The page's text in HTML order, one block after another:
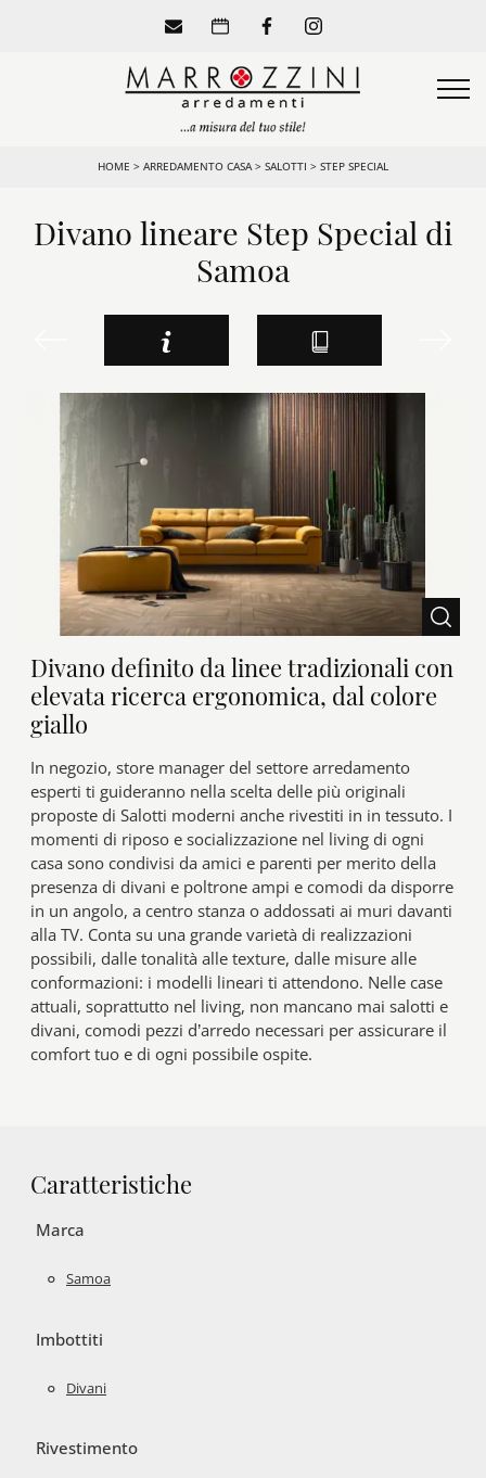
HOME > ARREDAMENTO CASA> SALOTTI > STEP SPECIAL
Divano lineare Step Special di
Samoa
Divano definito da linee tradizionali con
elevata ricerca ergonomica, dal colore
giallo
In negozio, store manager del settore arredamento
esperti ti guideranno nella scelta delle più originali
proposte di Salotti moderni anche rivestiti in in tessuto. I
momenti di riposo e socializzazione nel living di ogni
casa sono condivisi da amici e parenti per merito della
presenza di divani e poltrone ampi e comodi da disporre
in un angolo, a centro stanza o addossati ai muri davanti
alla TV. Conta su una grande varietà di realizzazioni
possibili, dalle tonalità alle texture, dalle misure alle
conformazioni: i modelli lineari ti attendono. Nelle case
attuali, soprattutto nel living, non mancano mai salotti e
divani, comodi pezzi d’arredo necessari per assicurare il
comfort tuo e di ogni possibile ospite.
Caratteristiche
Marca
Samoa
Imbottiti
Divani
Rivestimento